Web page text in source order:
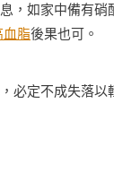
如家中備有硝
血脂後果也可。
定不成失落以